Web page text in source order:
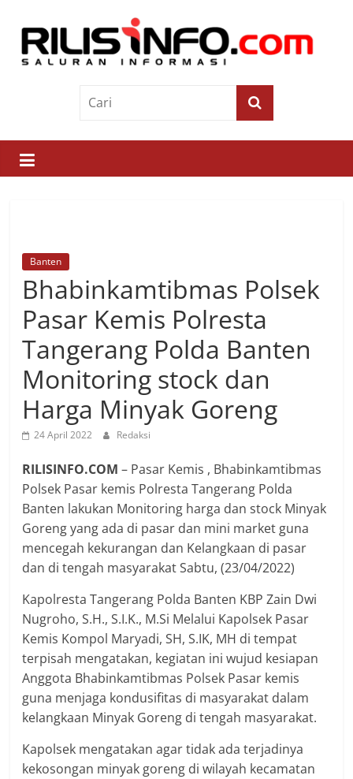
contentRilis
Saluran
Informasi
Banten
Bhabinkamtibmas Polsek
Pasar Kemis Polresta
Tangerang Polda Banten
Monitoring stock dan
Harga Minyak Goreng
24 April 2022 Redaksi
RILISINFO.COM – Pasar Kemis , Bhabinkamtibmas
Polsek Pasar kemis Polresta Tangerang Polda
Banten lakukan Monitoring harga dan stock Minyak
Goreng yang ada di pasar dan mini market guna
mencegah kekurangan dan Kelangkaan di pasar
dan di tengah masyarakat Sabtu, (23/04/2022)
Kapolresta Tangerang Polda Banten KBP Zain Dwi
Nugroho, S.H., S.I.K., M.Si Melalui Kapolsek Pasar
Kemis Kompol Maryadi, SH, S.IK, MH di tempat
terpisah mengatakan, kegiatan ini wujud kesiapan
Anggota Bhabinkamtibmas Polsek Pasar kemis
guna menjaga kondusifitas di masyarakat dalam
kelangkaan Minyak Goreng di tengah masyarakat.
Kapolsek mengatakan agar tidak ada terjadinya
kekosongan minyak goreng di wilayah kecamatan